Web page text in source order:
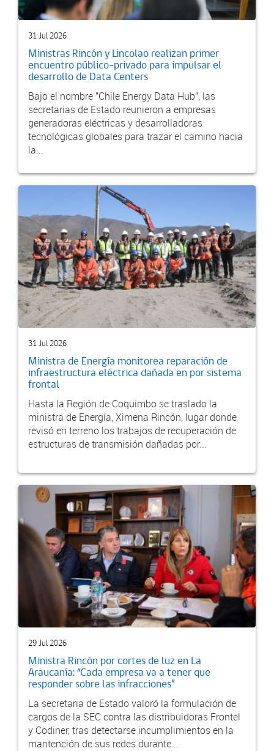
31 Jul 2026
Ministras Rincón y Lincolao realizan primer
encuentro público-privado para impulsar el
desarrollo de Data Centers
Bajo el nombre "Chile Energy Data Hub", las
secretarias de Estado reunieron a empresas
generadoras eléctricas y desarrolladoras
tecnológicas globales para trazar el camino hacia
la...
31 Jul 2026
Ministra de Energía monitorea reparación de
infraestructura eléctrica dañada en por sistema
frontal
Hasta la Región de Coquimbo se traslado la
ministra de Energía, Ximena Rincón, lugar donde
revisó en terreno los trabajos de recuperación de
estructuras de transmisión dañadas por...
29 Jul 2026
Ministra Rincón por cortes de luz en La
Araucanía: “Cada empresa va a tener que
responder sobre las infracciones”
La secretaria de Estado valoró la formulación de
cargos de la SEC contra las distribuidoras Frontel
y Codiner, tras detectarse incumplimientos en la
mantención de sus redes durante...